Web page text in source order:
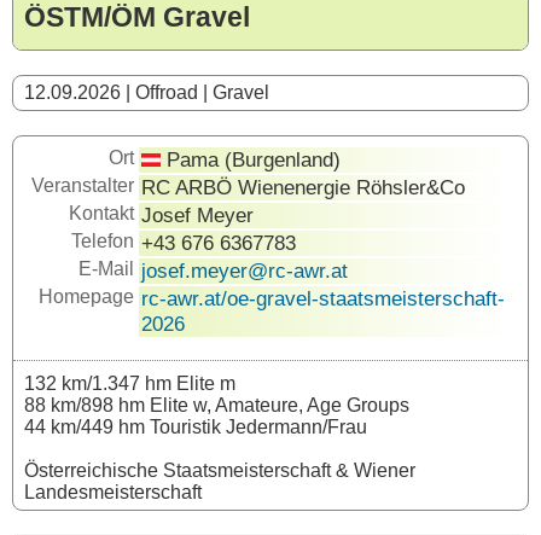
ÖSTM/ÖM Gravel
12.09.2026 | Offroad | Gravel
Ort Pama (Burgenland)
Veranstalter RC ARBÖ Wienenergie Röhsler&Co
Kontakt Josef Meyer
Telefon +43 676 6367783
E-Mail josef.meyer@rc-awr.at
Homepage rc-awr.at/oe-gravel-staatsmeisterschaft-
2026
132 km/1.347 hm Elite m
88 km/898 hm Elite w, Amateure, Age Groups
44 km/449 hm Touristik Jedermann/Frau
Österreichische Staatsmeisterschaft & Wiener
Landesmeisterschaft